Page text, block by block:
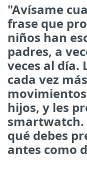
"Avísame
frase que
niños han
padres, a
veces al día.
cada vez
hijos, y les
smartwatch.
qué debes
antes como